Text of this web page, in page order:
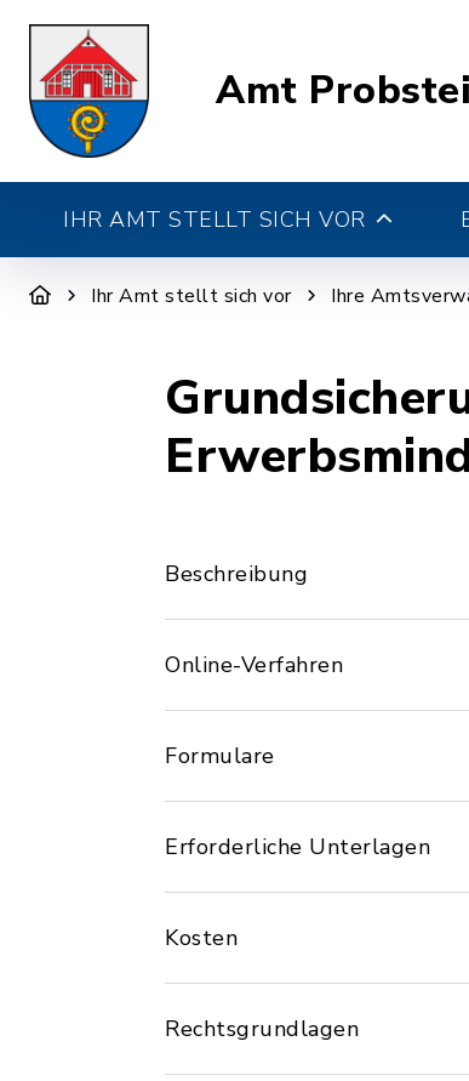
Amt Probstei
IHR AMT STELLT SICH VOR
Ihr Amt stellt sich vor Ihre
Beschreibung
Online-Verfahren
Formulare
Erforderliche Unterlagen
Kosten
Rechtsgrundlagen